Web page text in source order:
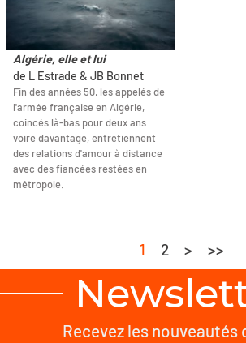
Algérie, elle et lui
de L Estrade & JB Bonnet
Fin des années 50, les appelés de
l'armée française en Algérie,
coincés là-bas pour deux ans
voire davantage, entretiennent
des relations d'amour à distance
avec des fiancées restées en
métropole.
1 2 > >>
Recevez les nouveautés